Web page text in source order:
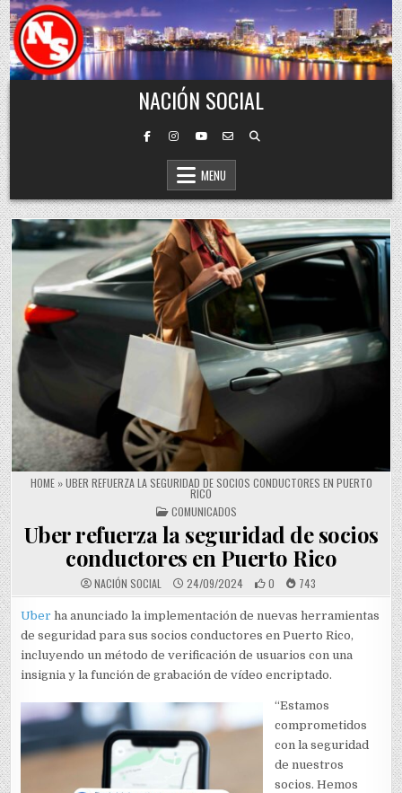
Skip to content
NACIÓN SOCIAL
MENU
HOME»UBER REFUERZA LA SEGURIDAD DE SOCIOS CONDUCTORES EN PUERTO
RICO
POSTED IN
COMUNICADOS
Uber refuerza la seguridad de socios
conductores en Puerto Rico
NACIÓN SOCIAL 24/09/2024 0 743
Uber ha anunciado la implementación de nuevas herramientas
de seguridad para sus socios conductores en Puerto Rico,
incluyendo un método de verificación de usuarios con una
insignia y la función de grabación de vídeo encriptado.
“Estamos
comprometidos
con la seguridad
de nuestros
socios. Hemos